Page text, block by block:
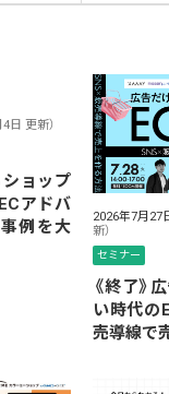
日 更新）
ショップ
アドバ
例を大
2026年7月27
新）
セミナー
《終了》
い時代の
売導線で